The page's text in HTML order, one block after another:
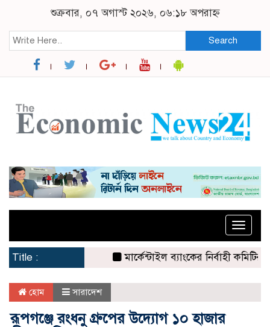
শুক্রবার, ০৭ অগাস্ট ২০২৬, ০৬:১৮ অপরাহ্ন
Search
Toggle
Title :
মার্কেন্টাইল ব্যাংকের নির্বাহী কমিটির
হোম সারাদেশ
রূপগঞ্জে রংধনু গ্রুপের উদ্যােগ ১০ হাজার